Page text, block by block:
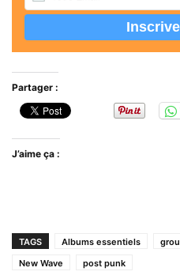
Partager :
J’aime ça :
TAGS Albums essentiels
New Wave
post punk